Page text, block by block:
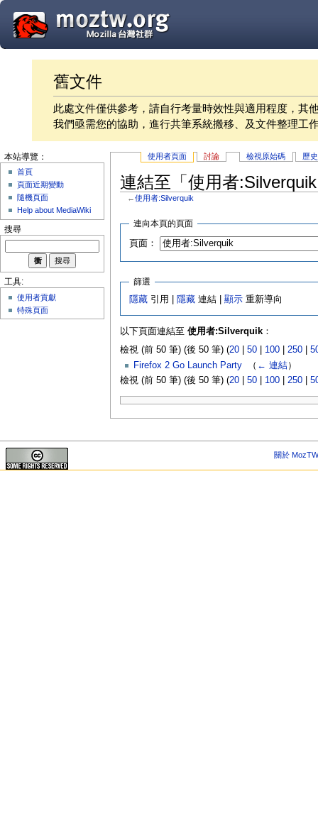
舊文件
此處文件僅供參考，請自行考量時效性與適用程度，其
我們亟需您的協助，進行共筆系統搬移、及文件整理工
使用者頁面 討論 檢視原始碼 歷
連結至「使用者
←使用者:Silverquik
連向本頁的頁面
頁面：
篩選
隱藏 引用 | 隱藏 連結 |顯示 重新導向
以下頁面連結至 使用者:Silverquik：
檢視 (前 50 筆) (後 50 筆) (20| 50| 100| 250|
Firefox 2 Go Launch Party‎ （ ← 連結）
檢視 (前 50 筆) (後 50 筆) (20| 50| 100| 250|
本站導覽：
首頁
頁面近期變動
隨機頁面
Help about MediaWiki
搜尋
工具:
使用者貢獻
特殊頁面
關於